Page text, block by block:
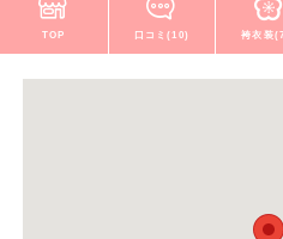
TOP 口コミ(10) 袴衣装